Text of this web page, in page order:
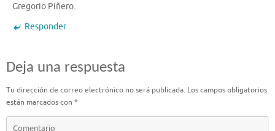
Gregorio Piñero.
Responder
Deja una respuesta
Tu dirección de correo electrónico no será publicada. Los campos obligatorios
están marcados con *